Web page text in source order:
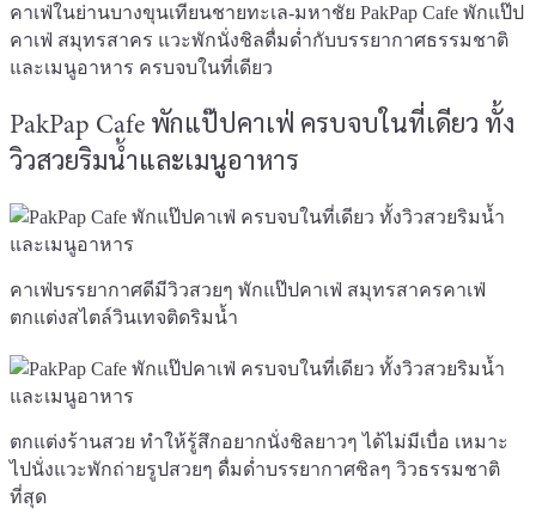
คาเฟ่ในย่านบางขุนเทียน​ชายทะเล​-มหาชัย PakPap Cafe พักแป๊ป
คาเฟ่ สมุทรสาคร แวะพักนั่งชิลดื่มด่ำกับบรรยากาศธรรมชาติ
และเมนูอาหาร ครบจบในที่เดียว
PakPap​ Cafe​ พักแป๊ป​คาเฟ่ ครบจบในที่เดียว ทั้ง
วิวสวยริมน้ำและเมนูอาหาร
คาเฟ่บรรยากาศดีมีวิวสวยๆ พักแป๊ป​คาเฟ่ สมุทรสาครคาเฟ่
ตกแต่งสไตล์วินเทจติดริมน้ำ
ตกแต่งร้านสวย ทำให้รู้สึกอยากนั่งชิลยาวๆ ได้ไม่มีเบื่อ เหมาะ
ไปนั่งแวะพักถ่ายรูปสวยๆ ดื่มด่ำบรรยากาศชิลๆ วิวธรรมชาติ
ที่สุด